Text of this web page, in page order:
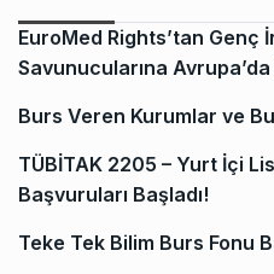
EuroMed Rights’tan Genç
Savunucularına
Burs Veren Kurumlar ve
TÜBİTAK 2205 – Yurt İçi
Başvuruları Başladı!
Teke Tek Bilim Burs Fonu